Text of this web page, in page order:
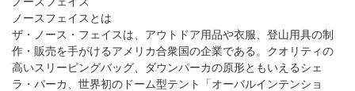
カリマーとは
イギリスの国旗「ユニオンジャック」をモチーフにしたロゴ。年
齢幅が無く山に行けばほとんどのクライマー達が使っているのを
見かけるほどである。一時期は憧れのブラント的存在であったメ
ーカー。